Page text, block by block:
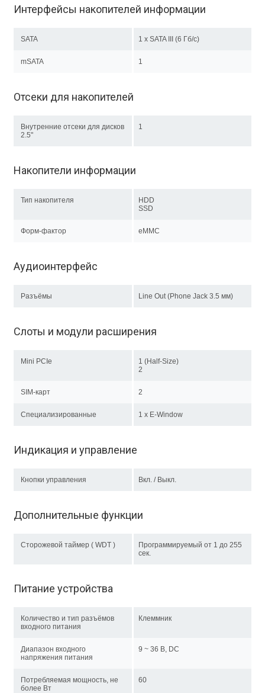
Интерфейсы накопителей информации
SATA 1 x SATA III (6 Гб/с)
mSATA 1
Отсеки для накопителей
Внутренние отсеки для дисков
2.5"
1
Накопители информации
Тип накопителя
HDD
SSD
Форм-фактор eMMC
Аудиоинтерфейс
Разъёмы Line Out (Phone Jack 3.5 мм)
Слоты и модули расширения
Mini PCIe
1 (Half-Size)
2
SIM-карт 2
Специализированные 1 х E-Window
Индикация и управление
Кнопки управления Вкл. / Выкл.
Дополнительные функции
Сторожевой таймер ( WDT )
Программируемый от 1 до 255
сек.
Питание устройства
Количество и тип разъёмов
входного питания
Клеммник
Диапазон входного
напряжения питания
9 ~ 36 В, DC
Потребляемая мощность, не
более Вт
60